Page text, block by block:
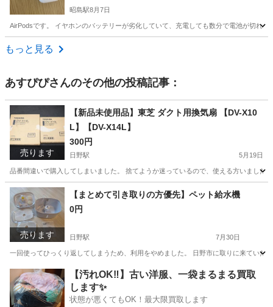
昭島駅8月7日
AirPodsです。 イヤホンのバッテリーが劣化していて、充電しても数分で電池が切れ
東京 昭島市
もっと見る
あすぴぴさんのその他の投稿記事：
売ります
【新品未使用品】東芝 ダクト用換気扇 【DV-X10
L】【DV-X14L】
300円
日野駅 5月19日
品番間違いで購入してしまいました。 捨てようか迷っているので、使える方いました
東京 日野市 日野駅 その他 換気扇
売ります
【まとめて引き取りの方優先】ペット給水機
0円
日野駅 7月30日
一回使ってひっくり返してしまうため、利用をやめました。 日野市に取りに来てい
東京 日野市 日野駅 その他
【汚れOK‼️】古い洋服、一袋まるまる買取
します✨
状態が悪くてもOK！最大限買取します